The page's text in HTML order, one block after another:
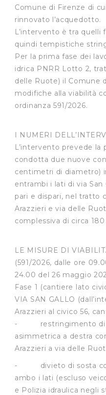
Comune di Firenze di
rinnovato l’acquedotto.
L’intervento è tra quelli
quindi tempistiche
Per la prima fase dei
idrica PNRR Lotto 2,
delle Ruote) il Comune
modifiche alla viabilità
ordinanza 591/2026.
I NUMERI
L’intervento prevede la
condotta due nuove
centimetri di diametro)
entrambi i lati di via
pari e dispari, nel tratto
Arazzieri e via delle
complessiva di circa
LE MISURE DI
(591/2026, dalle ore
24.00 del 26 maggio
Fase 1 (cantiere lato
VIA SAN GALLO
Arazzieri al civico 56,
- restringimento di
asimmetrica a destra
Arazzieri a via delle
- divieto di sosta
ambo i lati (escluso
e Polizia idraulica negli